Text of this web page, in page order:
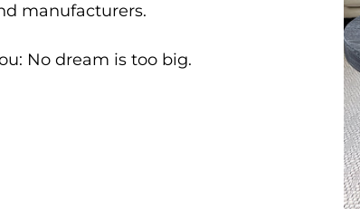
manufacturers.
No dream is too big.